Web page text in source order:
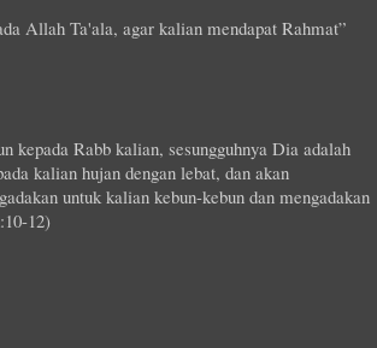
Allah Ta'ala, agar kalian mendapat Rahmat”
kepada Rabb kalian, sesungguhnya Dia adalah
kalian hujan dengan lebat, dan akan
untuk kalian kebun-kebun dan mengadakan
12)